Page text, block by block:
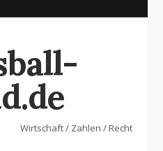
Wirtschaft / Zahlen / Recht